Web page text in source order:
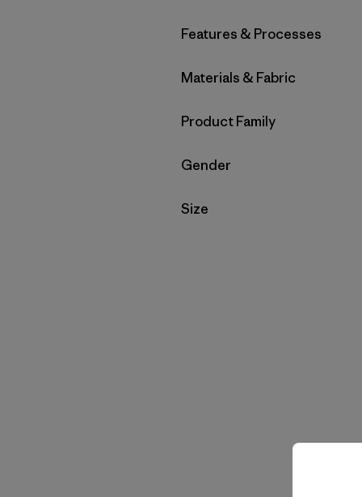
Filtrar por
Features & Processes
Filtrar por
Materials & Fabric
Filtrar por
Product Family
Filtrar por
Gender
Filtrar por
Size